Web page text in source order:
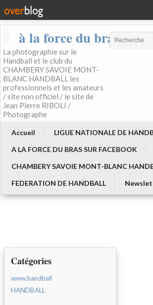
à la force du bras
La photographie sur le
Handball et le club du
CHAMBERY SAVOIE MONT-
BLANC HANDBALL les
professionnels et les amateurs
/ site non officiel / le site de
Jean Pierre RIBOLI /
Photographe
Accueil
LIGUE NATIONALE DE
A LA FORCE DU BRAS SUR FACEBOOK
CHAMBERY SAVOIE MONT-BLANC
FEDERATION DE HANDBALL
Catégories
www.handball
HANDBALL